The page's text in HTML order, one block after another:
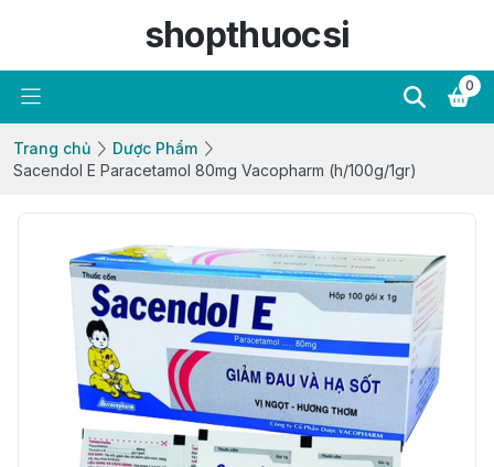
shopthuocsi
0
Trang chủ
Dược Phẩm
Sacendol E Paracetamol 80mg Vacopharm (h/100g/1gr)